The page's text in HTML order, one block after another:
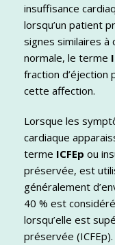
insuffisance
lorsqu’un patient
signes similaires à
normale, le terme
fraction
cette affection.
Lorsque les
cardiaque
terme ICFEp ou
préservée, est
généralement
40 % est
lorsqu’elle est
préservée